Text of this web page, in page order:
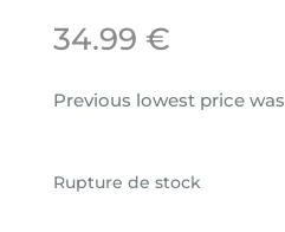
34.99 €
Previous lowest price was
Rupture de stock